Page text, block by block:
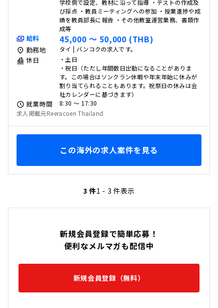
新規会員登録で簡単応募！
便利なメルマガも配信中
新規会員登録（無料）
学校側で設定、教材に沿って指導 ・テストの作成及
び採点 ・教員ミーティングへの参加 ・授業進捗や成
績を教員部長に報告 ・その他教室運営業務、書類作
成等
給料 45,000 〜 50,000 (THB)
勤務地 タイ | バンコクの求人です。
休日
・土日
・祝日（ただし年間数日出勤になることがありま
す。この場合はソンクラン休暇や年末年始に休みが
割り当てられることもあります。祝祭日の休みは会
社カレンダーに基づきます）
就業時間
8:30 〜 17:30
求人掲載元Reeracoen Thailand
この海外の求人案件を見る
3 件1 - 3 件表示